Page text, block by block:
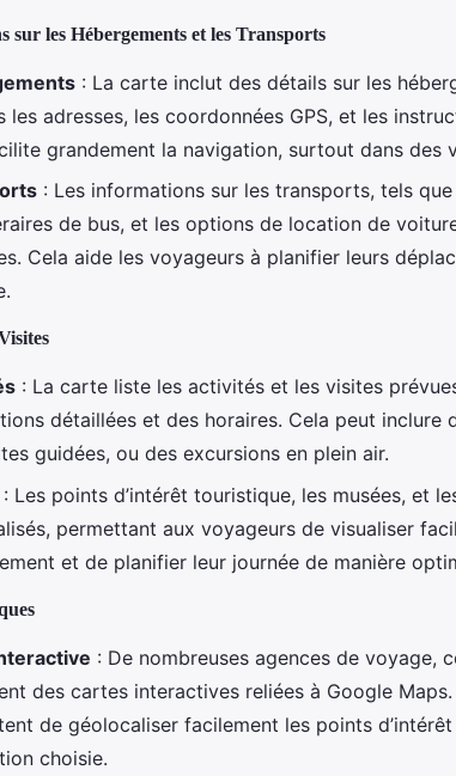
sur les Hébergements et les Transports
: La carte inclut des détails sur les
les adresses, les coordonnées GPS, et les
grandement la navigation, surtout dans des
: Les informations sur les transports, tels
de bus, et les options de location de
Cela aide les voyageurs à planifier leurs
: La carte liste les activités et les visites
détaillées et des horaires. Cela peut inclure
guidées, ou des excursions en plein air.
: Les points d’intérêt touristique, les musées, et
permettant aux voyageurs de visualiser
et de planifier leur journée de manière
: De nombreuses agences de voyage,
des cartes interactives reliées à Google
de géolocaliser facilement les points
choisie.